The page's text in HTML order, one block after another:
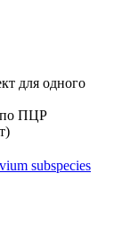
subspecies